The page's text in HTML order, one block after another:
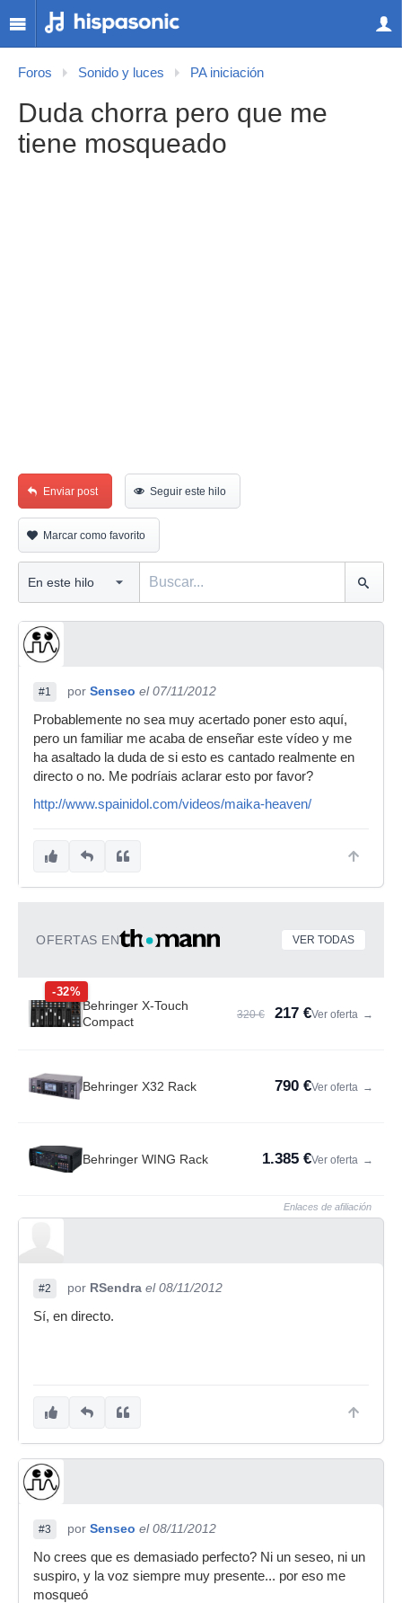
Foros Sonido y luces PA iniciación
Duda chorra pero que me
tiene mosqueado
Enviar post Seguir este hilo
Marcar como favorito
#1 por Senseo el 07/11/2012
Probablemente no sea muy acertado poner esto aquí,
pero un familiar me acaba de enseñar este vídeo y me
ha asaltado la duda de si esto es cantado realmente en
directo o no. Me podríais aclarar esto por favor?
http://www.spainidol.com/videos/maika-heaven/
OFERTAS EN VER TODAS
-32%
Behringer X-Touch
Compact
320 € 217 €Ver oferta →
Behringer X32 Rack 790 €Ver oferta →
Behringer WING Rack 1.385 €Ver oferta →
Enlaces de afiliación
#2 por RSendra el 08/11/2012
Sí, en directo.
#3 por Senseo el 08/11/2012
No crees que es demasiado perfecto? Ni un seseo, ni un
suspiro, y la voz siempre muy presente... por eso me
mosqueó